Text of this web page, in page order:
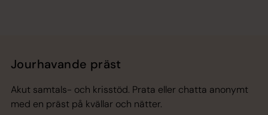
Jourhavande präst
Akut samtals- och krisstöd. Prata eller chatta anonymt
med en präst på kvällar och nätter.